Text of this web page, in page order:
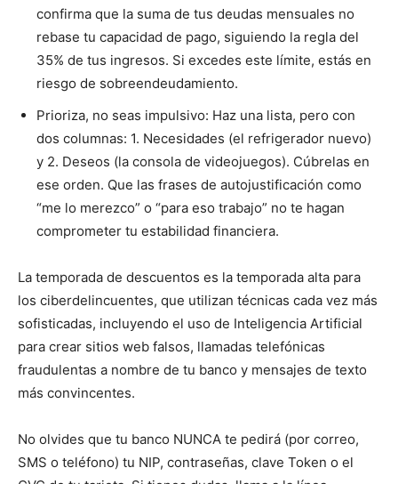
confirma que la suma de tus deudas mensuales no
rebase tu capacidad de pago, siguiendo la regla del
35% de tus ingresos. Si excedes este límite, estás en
riesgo de sobreendeudamiento.
Prioriza, no seas impulsivo: Haz una lista, pero con
dos columnas: 1. Necesidades (el refrigerador nuevo)
y 2. Deseos (la consola de videojuegos). Cúbrelas en
ese orden. Que las frases de autojustificación como
“me lo merezco” o “para eso trabajo” no te hagan
comprometer tu estabilidad financiera.
La temporada de descuentos es la temporada alta para
los ciberdelincuentes, que utilizan técnicas cada vez más
sofisticadas, incluyendo el uso de Inteligencia Artificial
para crear sitios web falsos, llamadas telefónicas
fraudulentas a nombre de tu banco y mensajes de texto
más convincentes.
No olvides que tu banco NUNCA te pedirá (por correo,
SMS o teléfono) tu NIP, contraseñas, clave Token o el